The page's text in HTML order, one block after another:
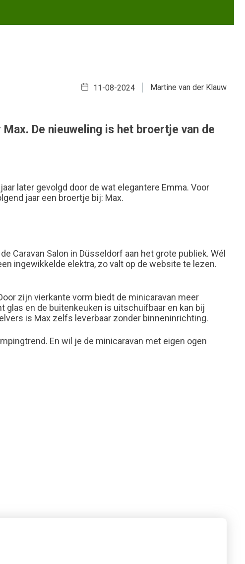
Martine van der Klauw
11-08-2024
De nieuweling is het broertje van de
later gevolgd door de wat elegantere Emma. Voor
jaar een broertje bij: Max.
Caravan Salon in Düsseldorf aan het grote publiek. Wél
ingewikkelde elektra, zo valt op de website te lezen.
zijn vierkante vorm biedt de minicaravan meer
glas en de buitenkeuken is uitschuifbaar en kan bij
is Max zelfs leverbaar zonder binneninrichting.
En wil je de minicaravan met eigen ogen